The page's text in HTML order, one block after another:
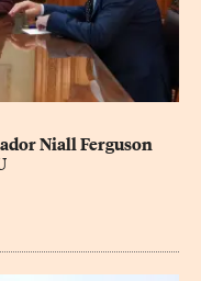
Niall Ferguson